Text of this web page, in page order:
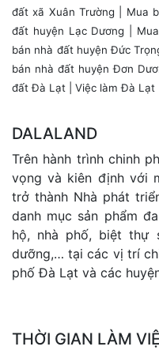
đất xã Xuân Trường
Mua
đất huyện Lạc Dương
bán nhà đất huyện Đức
bán nhà đất huyện Đơn
đất Đà Lạt
Việc làm Đà Lạt
DALALAND
Trên hành trình chinh
vọng và kiên định với
trở thành Nhà phát
danh mục sản phẩm
hộ, nhà phố, biệt thự
dưỡng,… tại các vị trí
phố Đà Lạt và các
THỜI GIAN LÀM